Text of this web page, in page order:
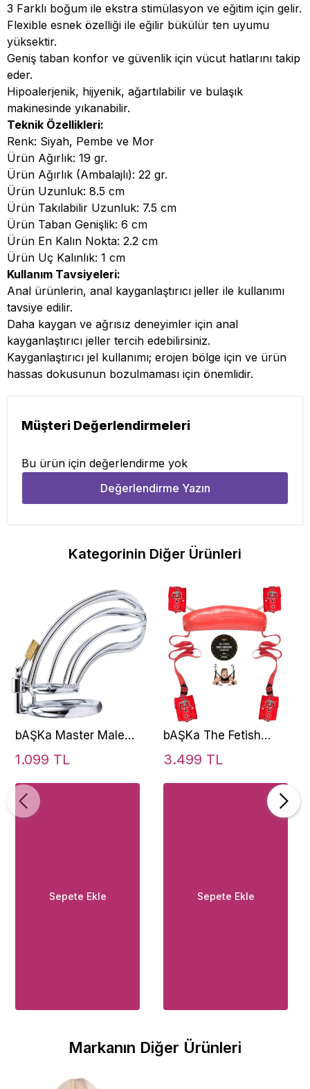
3 Farklı boğum ile ekstra stimülasyon ve eğitim için gelir.
Flexible esnek özelliği ile eğilir bükülür ten uyumu
yüksektir.
Geniş taban konfor ve güvenlik için vücut hatlarını takip
eder.
Hipoalerjenik, hijyenik, ağartılabilir ve bulaşık
makinesinde yıkanabilir.
Teknik Özellikleri:
Renk: Siyah, Pembe ve Mor
Ürün Ağırlık: 19 gr.
Ürün Ağırlık (Ambalajlı): 22 gr.
Ürün Uzunluk: 8.5 cm
Ürün Takılabilir Uzunluk: 7.5 cm
Ürün Taban Genişlik: 6 cm
Ürün En Kalın Nokta: 2.2 cm
Ürün Uç Kalınlık: 1 cm
Kullanım Tavsiyeleri:
Anal ürünlerin, anal kayganlaştırıcı jeller ile kullanımı
tavsiye edilir.
Daha kaygan ve ağrısız deneyimler için anal
kayganlaştırıcı jeller tercih edebilirsiniz.
Kayganlaştırıcı jel kullanımı; erojen bölge için ve ürün
hassas dokusunun bozulmaması için önemlidir.
Müşteri Değerlendirmeleri
Bu ürün için değerlendirme yok
Değerlendirme Yazın
Kategorinin Diğer Ürünleri
bAŞKa Master Male
Chastity Breathable
Penis Kilidi 45 mm
1.099 TL
Sepete Ekle
bAŞKa The Fetish
Organic Leather
Fetiş Pozisyon Seti-
3.499 TL
Sepete Ekle
Markanın Diğer Ürünleri